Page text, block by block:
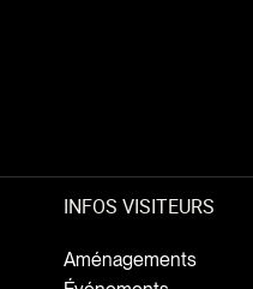
INFOS VISITEURS
Aménagements